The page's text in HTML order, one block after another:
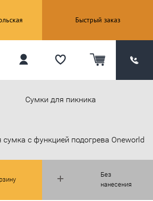
Быстрый заказ
Сумки для пикника
Без
нанесения
сумка с функцией подогрева Oneworld